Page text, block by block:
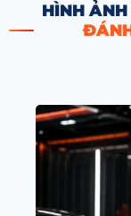
HÌNH